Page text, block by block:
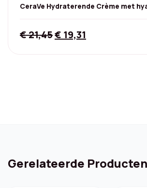
CeraVe Hydraterende Crème met
€21,45Original
€ 19,31
Gerelateerde Producten